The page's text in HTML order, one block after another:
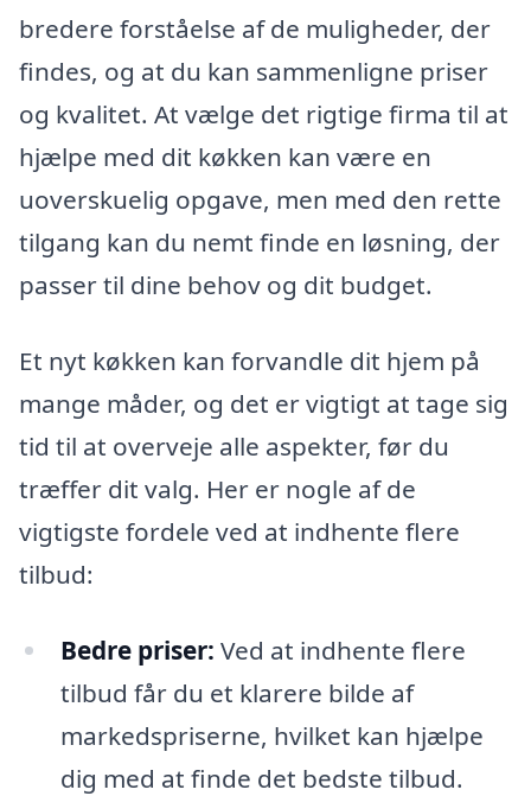
bredere forståelse af de muligheder, der
findes, og at du kan sammenligne priser
og kvalitet. At vælge det rigtige firma til at
hjælpe med dit køkken kan være en
uoverskuelig opgave, men med den rette
tilgang kan du nemt finde en løsning, der
passer til dine behov og dit budget.
Et nyt køkken kan forvandle dit hjem på
mange måder, og det er vigtigt at tage sig
tid til at overveje alle aspekter, før du
træffer dit valg. Her er nogle af de
vigtigste fordele ved at indhente flere
tilbud:
Bedre priser: Ved at indhente flere
tilbud får du et klarere bilde af
markedspriserne, hvilket kan hjælpe
dig med at finde det bedste tilbud.